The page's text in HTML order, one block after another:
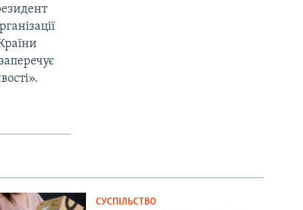
СУСПІЛЬСТВО